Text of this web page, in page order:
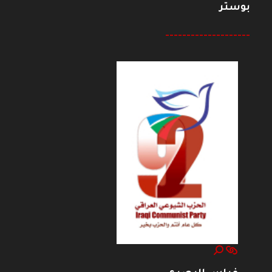
بوستر
--------------------